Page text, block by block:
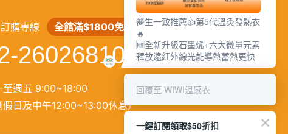
訂購專線 全館滿$1800免運
26026810
至週五 9:00~18:00
假日及中午12:00~13:00休息）
醫生一致推薦👍第5代溫灸發熱衣
🔥
🆕全新升級石墨烯+六大微量元素
釋放遠紅外線光能導熱蓄熱更快
回覆至 WIWI溫感衣
一鍵訂閱領取$50折扣